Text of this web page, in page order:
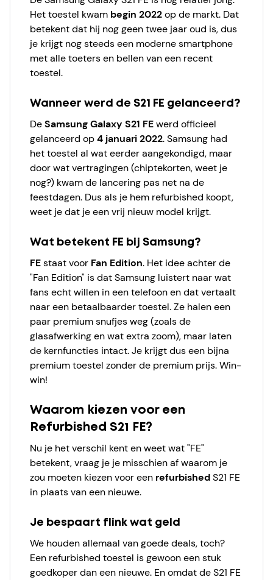
Het toestel kwam begin 2022op de markt. Dat
betekent dat hij nog geen twee jaar oud is, dus
je krijgt nog steeds een moderne smartphone
met alle toeters en bellen van een recent
toestel.
Wanneer werd de S21 FE gelanceerd?
DeSamsung Galaxy S21 FEwerd officieel
gelanceerd op4 januari 2022. Samsung had
het toestel al wat eerder aangekondigd, maar
door wat vertragingen (chiptekorten, weet je
nog?) kwam de lancering pas net na de
feestdagen. Dus als je hem refurbished koopt,
weet je dat je een vrij nieuw model krijgt.
Wat betekent FE bij Samsung?
FEstaat voor Fan Edition. Het idee achter de
"Fan Edition" is dat Samsung luistert naar wat
fans echt willen in een telefoon en dat vertaalt
naar een betaalbaarder toestel. Ze halen een
paar premium snufjes weg (zoals de
glasafwerking en wat extra zoom), maar laten
de kernfuncties intact. Je krijgt dus een bijna
premium toestel zonder de premium prijs. Win-
win!
Waarom kiezen voor een
Refurbished S21 FE?
Nu je het verschil kent en weet wat "FE"
betekent, vraag je je misschien af waarom je
zou moeten kiezen voor een refurbishedS21 FE
in plaats van een nieuwe.
Je bespaart flink wat geld
We houden allemaal van goede deals, toch?
Een refurbished toestel is gewoon een stuk
goedkoper dan een nieuwe. En omdat de S21 FE